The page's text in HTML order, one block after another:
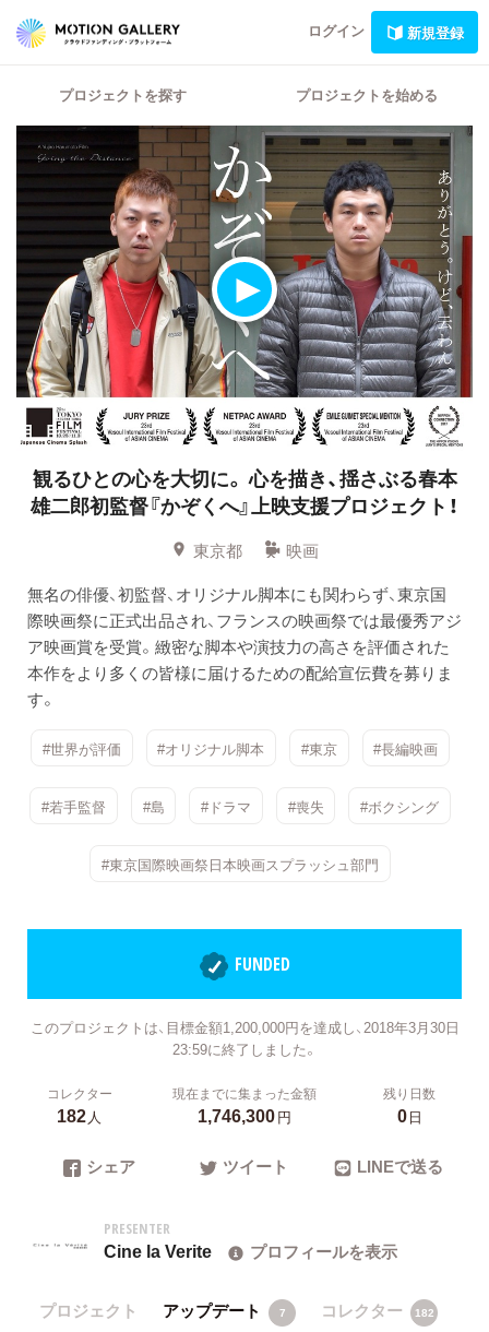
ログイン 新規登録
プロジェクトを探す プロジェクトを始める
観るひとの心を大切に。 心を描き、揺さぶる春本
雄二郎初監督『かぞくへ』上映支援プロジェクト！
東京都
映画
無名の俳優、初監督、オリジナル脚本にも関わらず、東京国
際映画祭に正式出品され、フランスの映画祭では最優秀アジ
ア映画賞を受賞。緻密な脚本や演技力の高さを評価された
本作をより多くの皆様に届けるための配給宣伝費を募りま
す。
#世界が評価 #オリジナル脚本 #東京 #長編映画
#若手監督 #島 #ドラマ #喪失 #ボクシング
#東京国際映画祭日本映画スプラッシュ部門
FUNDED
このプロジェクトは、目標金額1,200,000円を達成し、2018年3月30日
23:59に終了しました。
コレクター
182人
現在までに集まった金額
1,746,300円
残り日数
0日
シェア ツイート LINEで送る
PRESENTER
Cine la Verite プロフィールを表示
プロジェクト アップデート 7 コレクター 182